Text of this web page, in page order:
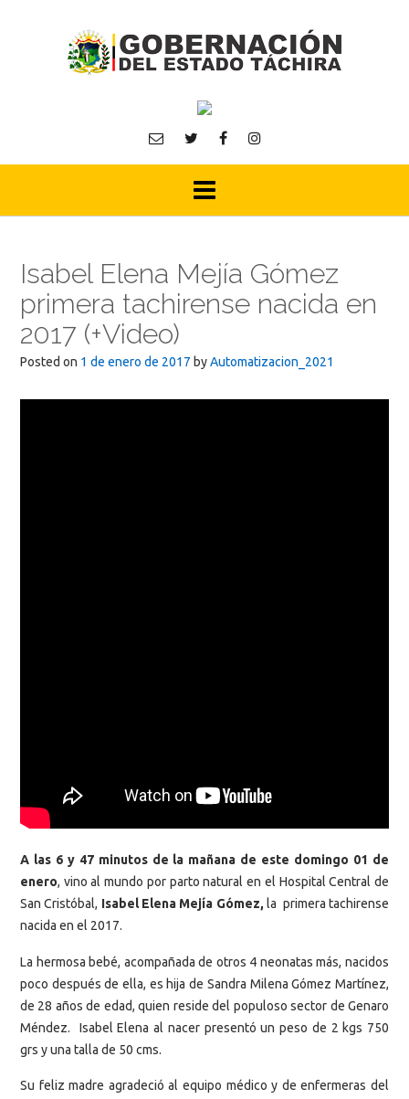
Isabel Elena Mejía Gómez
primera tachirense nacida en
2017 (+Video)
Posted on 1 de enero de 2017 byAutomatizacion_2021
A las 6 y 47 minutos de la mañana de este domingo 01 de
enero, vino al mundo por parto natural en el Hospital Central de
San Cristóbal, Isabel Elena Mejía Gómez, la primera tachirense
nacida en el 2017.
La hermosa bebé, acompañada de otros 4 neonatas más, nacidos
poco después de ella, es hija de Sandra Milena Gómez Martínez,
de 28 años de edad, quien reside del populoso sector de Genaro
Méndez. Isabel Elena al nacer presentó un peso de 2 kgs 750
grs y una talla de 50 cms.
Su feliz madre agradeció al equipo médico y de enfermeras del